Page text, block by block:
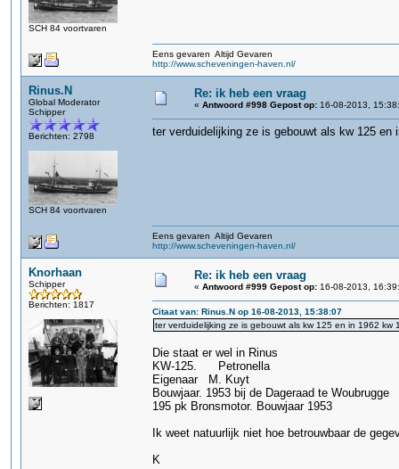
SCH 84 voortvaren
Eens gevaren Altijd Gevaren
http://www.scheveningen-haven.nl/
Rinus.N
Global Moderator
Schipper
Berichten: 2798
SCH 84 voortvaren
Re: ik heb een vraag
« Antwoord #998 Gepost op: 16-08-2013,
ter verduidelijking ze is gebouwt als kw 125 en
Eens gevaren Altijd Gevaren
http://www.scheveningen-haven.nl/
Knorhaan
Schipper
Berichten: 1817
Re: ik heb een vraag
« Antwoord #999 Gepost op: 16-08-2013,
Citaat van: Rinus.N op 16-08-2013, 15:38:07
ter verduidelijking ze is gebouwt als kw 125 en in 1962 kw
Die staat er wel in Rinus
KW-125. Petronella
Eigenaar M. Kuyt
Bouwjaar. 1953 bij de Dageraad te Woubrugge
195 pk Bronsmotor. Bouwjaar 1953
Ik weet natuurlijk niet hoe betrouwbaar de
K